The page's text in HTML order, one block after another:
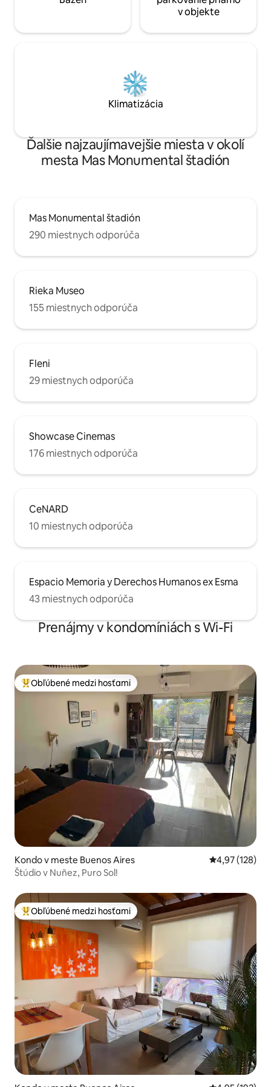
v objekte
Klimatizácia
Ďalšie najzaujímavejšie miesta v okolí
mesta Mas Monumental štadión
Mas Monumental štadión
290 miestnych odporúča
Rieka Museo
155 miestnych odporúča
Fleni
29 miestnych odporúča
Showcase Cinemas
176 miestnych odporúča
CeNARD
10 miestnych odporúča
Espacio Memoria y Derechos Humanos ex Esma
43 miestnych odporúča
Prenájmy v kondomíniách s Wi-Fi
Najobľúbenejšie medzi hosťami
Obľúbené medzi hosťami
Kondo v meste Buenos Aires Priemerné
4,97 (128)
Štúdio v Nuñez, Puro Sol!
Najobľúbenejšie medzi hosťami
Obľúbené medzi hosťami